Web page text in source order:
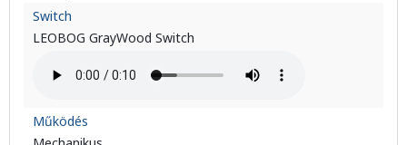
Switch
LEOBOG GrayWood Switch
Működés